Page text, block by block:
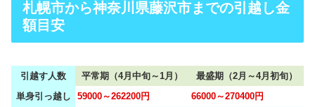
札幌市から神奈川県藤沢市までの引越し金
額目安
引越す人数 平常期（4月中旬～1月）
最盛期（2月～4月初旬）
単身引っ越し
59000～262200円
66000～270400円